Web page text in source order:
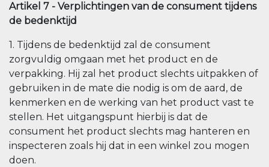
Artikel 7 - Verplichtingen van de consument tijdens
de bedenktijd
1. Tijdens de bedenktijd zal de consument
zorgvuldig omgaan met het product en de
verpakking. Hij zal het product slechts uitpakken of
gebruiken in de mate die nodig is om de aard, de
kenmerken en de werking van het product vast te
stellen. Het uitgangspunt hierbij is dat de
consument het product slechts mag hanteren en
inspecteren zoals hij dat in een winkel zou mogen
doen.